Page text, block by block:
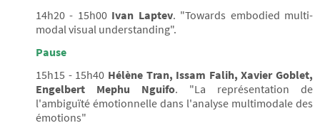
14h20 - 15h00 Ivan Laptev. "Towards embodied multi-
modal visual understanding".
Pause
15h15 - 15h40 Hélène Tran, Issam Falih, Xavier Goblet,
Engelbert Mephu Nguifo. "La représentation de
l'ambiguïté émotionnelle dans l'analyse multimodale des
émotions"